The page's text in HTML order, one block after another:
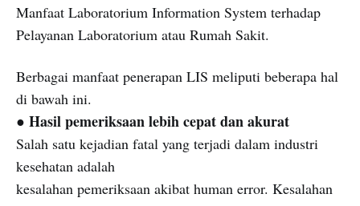
Manfaat Laboratorium Information System terhadap
Pelayanan Laboratorium atau Rumah Sakit.
Berbagai manfaat penerapan LIS meliputi beberapa hal
di bawah ini.
● Hasil pemeriksaan lebih cepat dan akurat
Salah satu kejadian fatal yang terjadi dalam industri
kesehatan adalah
kesalahan pemeriksaan akibat human error. Kesalahan